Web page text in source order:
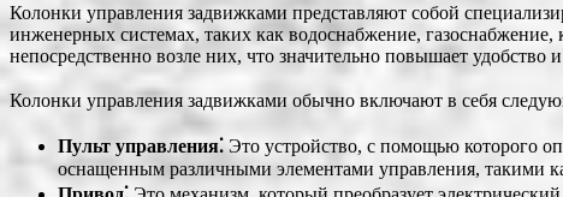
Колонки управления задвижками представляют собой
инженерных системах, таких как водоснабжение,
непосредственно возле них, что значительно повышает
Колонки управления задвижками обычно включают в себя
Пульт управления⁚ Это устройство, с помощью которого
оснащенным различными элементами управления, такими